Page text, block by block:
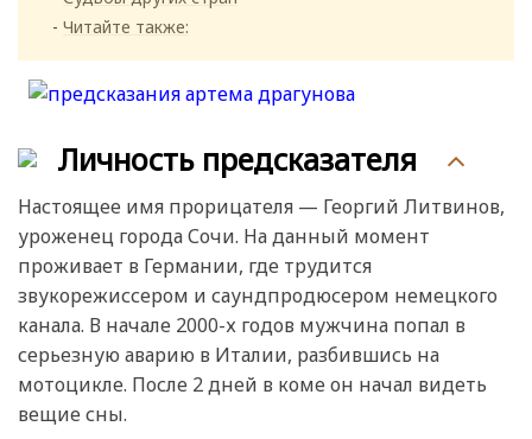
Читайте также:
Личность предсказателя
Настоящее имя прорицателя — Георгий Литвинов,
уроженец города Сочи. На данный момент
проживает в Германии, где трудится
звукорежиссером и саундпродюсером немецкого
канала. В начале 2000-х годов мужчина попал в
серьезную аварию в Италии, разбившись на
мотоцикле. После 2 дней в коме он начал видеть
вещие сны.